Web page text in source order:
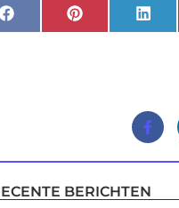
FacebookPinterest
BERICHTEN